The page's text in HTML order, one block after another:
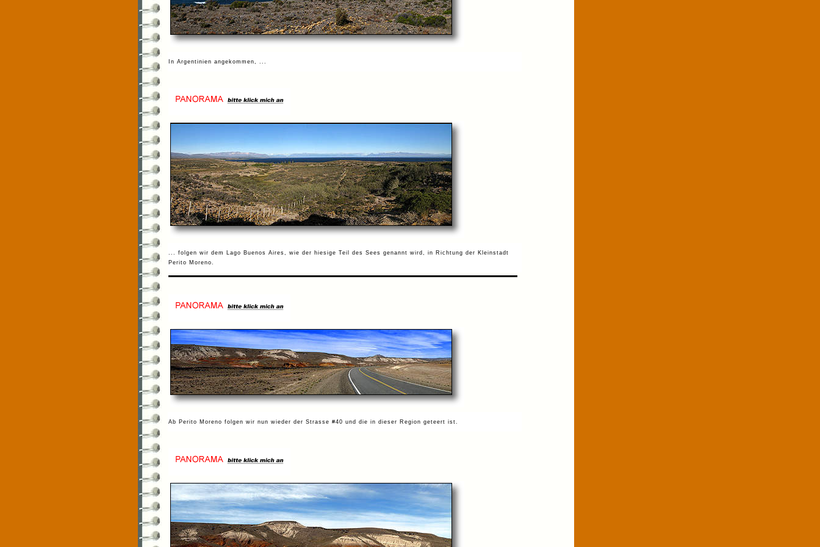
In Argentinien angekommen, ...
... folgen wir dem Lago Buenos Aires, wie der hiesige Teil des Sees genannt wird, in Richtung der Kleinstadt
Perito Moreno.
Ab Perito Moreno folgen wir nun wieder der Strasse #40 und die in dieser Region geteert ist.